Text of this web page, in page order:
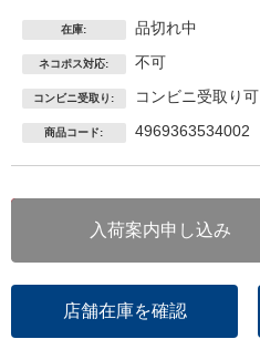
在庫: 品切れ中
ネコポス対応: 不可
コンビニ受取り: コンビニ受取り可
商品コード: 4969363534002
入荷案内申し込み
店舗在庫を確認